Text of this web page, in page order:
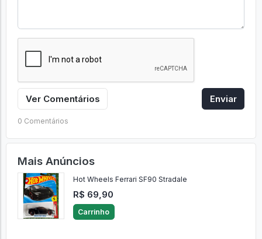
Ver Comentários Enviar
0 Comentários
Mais Anúncios
Hot Wheels Ferrari SF90 Stradale
R$ 69,90
Carrinho